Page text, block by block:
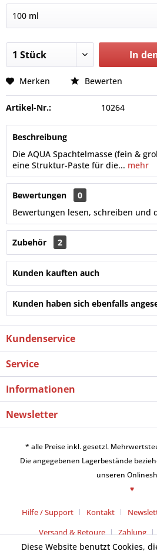
In
Merken Bewerten
Artikel-Nr.: 10264
Beschreibung
Die AQUA Spachtelmasse (fein &
eine Struktur-Paste für die... mehr
Bewertungen
0
Bewertungen lesen, schreiben und
Zubehör 2
Kunden kauften auch
Kunden haben sich ebenfalls
Kundenservice
Service
Informationen
Newsletter
* alle Preise inkl. gesetzl.
Die angegebenen Lagerbestände
unseren
♥
Hilfe / Support Kontakt
Versand & Retoure
Zahlung
Diese Website benutzt Cookies,